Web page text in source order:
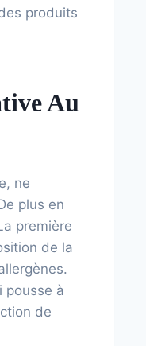
produits
Au
ne
plus en
première
de la
pousse à
de